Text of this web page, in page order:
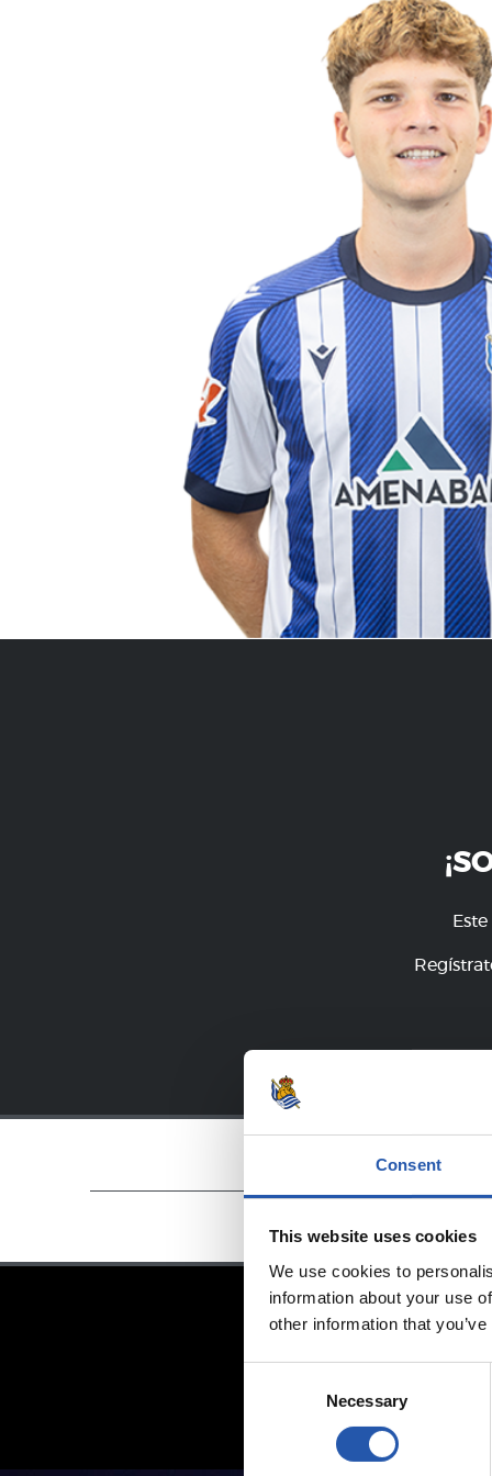
Consent
This website uses cookies
We use cookies to
information about your use
other information that
Necessary